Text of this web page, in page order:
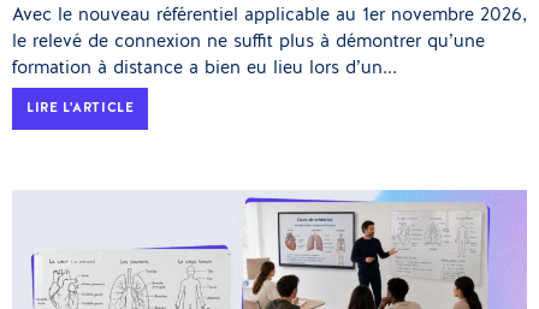
Avec le nouveau référentiel applicable au 1er novembre 2026,
le relevé de connexion ne suffit plus à démontrer qu’une
formation à distance a bien eu lieu lors d’un...
LIRE L'ARTICLE